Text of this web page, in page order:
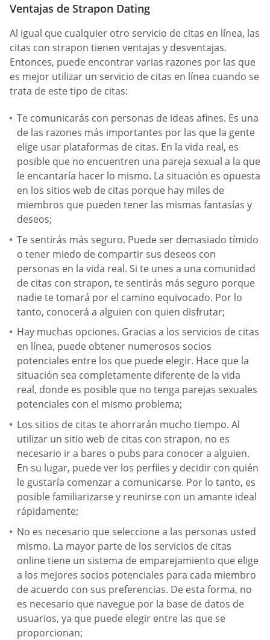
Ventajas de Strapon Dating
Al igual que cualquier otro servicio de citas en línea, las
citas con strapon tienen ventajas y desventajas.
Entonces, puede encontrar varias razones por las que
es mejor utilizar un servicio de citas en línea cuando se
trata de este tipo de citas:
Te comunicarás con personas de ideas afines. Es una
de las razones más importantes por las que la gente
elige usar plataformas de citas. En la vida real, es
posible que no encuentren una pareja sexual a la que
le encantaría hacer lo mismo. La situación es opuesta
en los sitios web de citas porque hay miles de
miembros que pueden tener las mismas fantasías y
deseos;
Te sentirás más seguro. Puede ser demasiado tímido
o tener miedo de compartir sus deseos con
personas en la vida real. Si te unes a una comunidad
de citas con strapon, te sentirás más seguro porque
nadie te tomará por el camino equivocado. Por lo
tanto, conocerá a alguien con quien disfrutar;
Hay muchas opciones. Gracias a los servicios de citas
en línea, puede obtener numerosos socios
potenciales entre los que puede elegir. Hace que la
situación sea completamente diferente de la vida
real, donde es posible que no tenga parejas sexuales
potenciales con el mismo problema;
Los sitios de citas te ahorrarán mucho tiempo. Al
utilizar un sitio web de citas con strapon, no es
necesario ir a bares o pubs para conocer a alguien.
En su lugar, puede ver los perfiles y decidir con quién
le gustaría comenzar a comunicarse. Por lo tanto, es
posible familiarizarse y reunirse con un amante ideal
rápidamente;
No es necesario que seleccione a las personas usted
mismo. La mayor parte de los servicios de citas
online tiene un sistema de emparejamiento que elige
a los mejores socios potenciales para cada miembro
de acuerdo con sus preferencias. De esta forma, no
es necesario que navegue por la base de datos de
usuarios, ya que puede elegir entre las que se
proporcionan;